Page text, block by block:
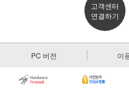
고객센터
연결하기
PC 버전 이